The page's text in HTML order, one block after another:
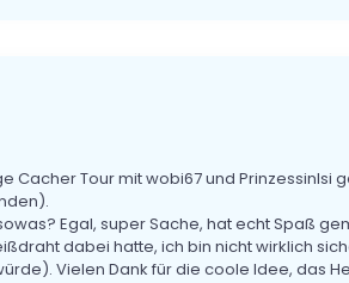
Tour mit wobi67 und PrinzessinIsi
Egal, super Sache, hat echt Spaß
dabei hatte, ich bin nicht wirklich
Vielen Dank für die coole Idee, das